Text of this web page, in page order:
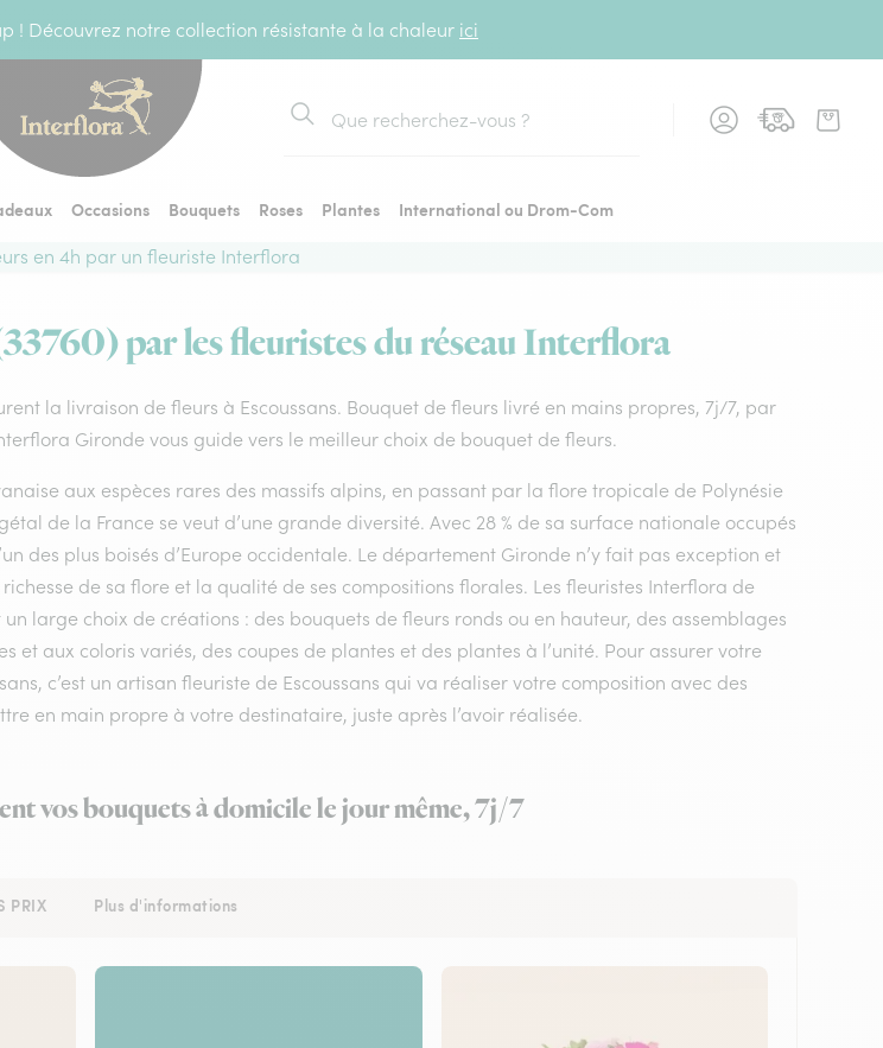
! Découvrez notre collection résistante à la chaleur ici
Rechercher
Occasions Bouquets Roses Plantes
International ou Drom-Com
en 4h par un fleuriste Interflora
par les fleuristes du réseau Interflora
la livraison de fleurs à Escoussans. Bouquet de fleurs livré en mains propres, 7j/7, par
Gironde vous guide vers le meilleur choix de bouquet de fleurs.
aux espèces rares des massifs alpins, en passant par la flore tropicale de Polynésie
de la France se veut d’une grande diversité. Avec 28 % de sa surface nationale occupés
des plus boisés d’Europe occidentale. Le département Gironde n’y fait pas exception et
de sa flore et la qualité de ses compositions florales. Les fleuristes Interflora de
un large choix de créations : des bouquets de fleurs ronds ou en hauteur, des assemblages
et aux coloris variés, des coupes de plantes et des plantes à l’unité. Pour assurer votre
c’est un artisan fleuriste de Escoussans qui va réaliser votre composition avec des
en main propre à votre destinataire, juste après l’avoir réalisée.
vos bouquets à domicile le jour même, 7j/7
PRIX Plus d'informations